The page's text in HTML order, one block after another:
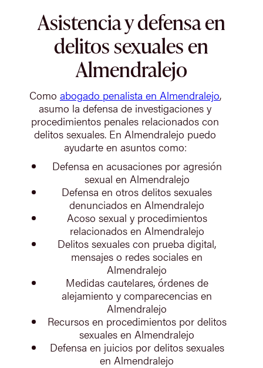
Asistencia y defensa en
delitos sexuales en
Almendralejo
Como abogado penalista en Almendralejo,
asumo la defensa de investigaciones y
procedimientos penales relacionados con
delitos sexuales. En Almendralejo puedo
ayudarte en asuntos como:
Defensa en acusaciones por agresión
sexual en Almendralejo
Defensa en otros delitos sexuales
denunciados en Almendralejo
Acoso sexual y procedimientos
relacionados en Almendralejo
Delitos sexuales con prueba digital,
mensajes o redes sociales en
Almendralejo
Medidas cautelares, órdenes de
alejamiento y comparecencias en
Almendralejo
Recursos en procedimientos por delitos
sexuales en Almendralejo
Defensa en juicios por delitos sexuales
en Almendralejo